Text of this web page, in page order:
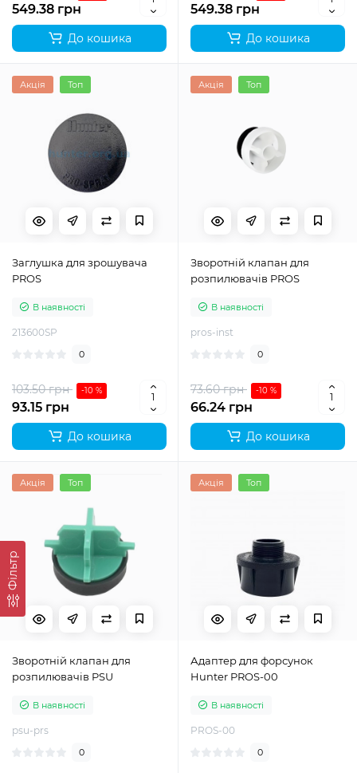
Фільтр
549.38 грн
До кошика
549.38 грн
До кошика
Акція Топ
Заглушка для зрошувача
PROS
В наявності
213600SP
0
103.50 грн -10 %
93.15 грн
До кошика
Акція Топ
Зворотній клапан для
розпилювачів PROS
В наявності
pros-inst
0
73.60 грн -10 %
66.24 грн
До кошика
Акція Топ
Зворотній клапан для
розпилювачів PSU
В наявності
psu-prs
0
Акція Топ
Адаптер для форсунок
Hunter PROS-00
В наявності
PROS-00
0